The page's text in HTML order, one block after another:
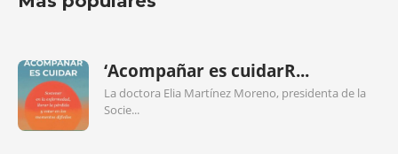
‘Acompañar es cuidarR...
La doctora Elia Martínez Moreno, presidenta de la
Socie...